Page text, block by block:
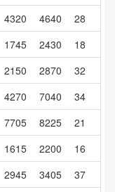
4320 4640
28
1745 2430
18
2150 2870
32
4270 7040
34
7705 8225
21
1615 2200
16
2945 3405
37